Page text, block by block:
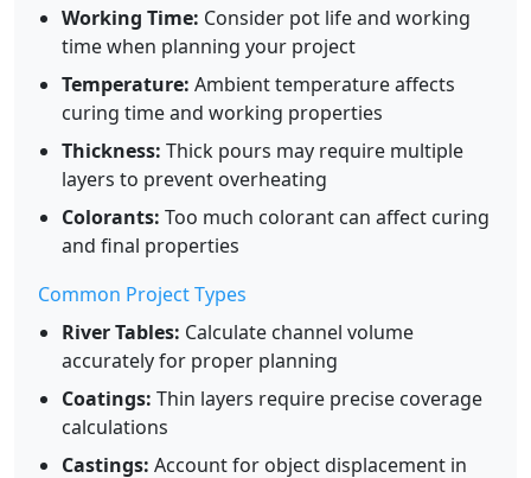
Working Time: Consider pot life and working
time when planning your project
Temperature: Ambient temperature affects
curing time and working properties
Thickness: Thick pours may require multiple
layers to prevent overheating
Colorants: Too much colorant can affect curing
and final properties
Common Project Types
River Tables: Calculate channel volume
accurately for proper planning
Coatings: Thin layers require precise coverage
calculations
Castings: Account for object displacement in